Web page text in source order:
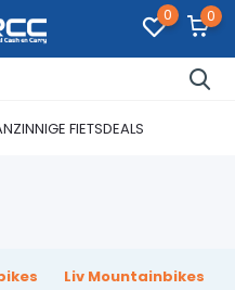
0 0
FIETSDEALS
Liv Mountainbikes